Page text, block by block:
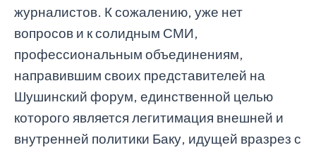
журналистов. К сожалению, уже нет
вопросов и к солидным СМИ,
профессиональным объединениям,
направившим своих представителей на
Шушинский форум, единственной целью
которого является легитимация внешней и
внутренней политики Баку, идущей вразрез с